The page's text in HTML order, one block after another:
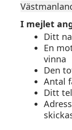
I mejlet
Ditt
En
vinna
Den
Antal
Ditt